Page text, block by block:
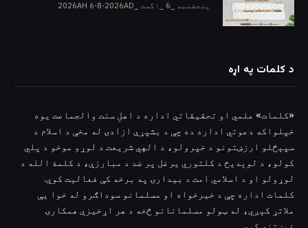
پنجشنبه _6 _اگست _2026AH 6-8-2026AD
د کلمات په اړه
«کلمات» علمي او تحقیقاتي اداره د اهلِ سنت والجماعت یوه
خپلواکه دعوتي اداره ده چې د بشپړې ازادۍ له مخې د اسلام د
سپېڅلو ارزښتونو د خپرولو، د الهي شریعت د لوړو موخو د پلي
کولو، د لوېدیځ د کلتوري یرغل پر ضد د مبارزې، د کلمۀ الله د
لوړولو او د اسلامي امت د بیدارۍ په برخه کې فعالیت کوي.
کلمات اداره چې د خیرخواه او مسلمانو سوداګرو له خوا یې
ملاتړ کېږي، له ټولو مسلمانانو څخه د هر اړخیزې همکارۍ